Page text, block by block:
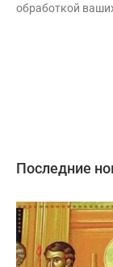
обработкой
Последние